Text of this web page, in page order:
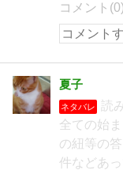
コメント(0)
夏子
ネタバレ
読
全ての始
の紐等の
件などあ